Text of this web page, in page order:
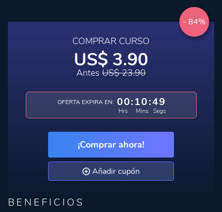
- 84%
COMPRAR CURSO
US$ 3.90
Antes US$ 23.90
OFERTA EXPIRA EN: 00
Hrs
:10
Mins
:48
Segs
¡Comprar ahora!
Añadir cupón
BENEFICIOS